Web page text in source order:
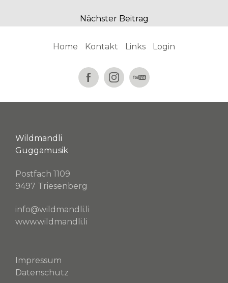
Nächster Beitrag
Home Kontakt Links Login
Wildmandli
Guggamusik
Postfach 1109
9497 Triesenberg
info@wildmandli.li
www.wildmandli.li
Impressum
Datenschutz